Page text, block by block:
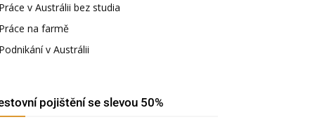
Práce v Austrálii bez studia
Práce na farmě
Podnikání v Austrálii
pojištění se slevou 50%